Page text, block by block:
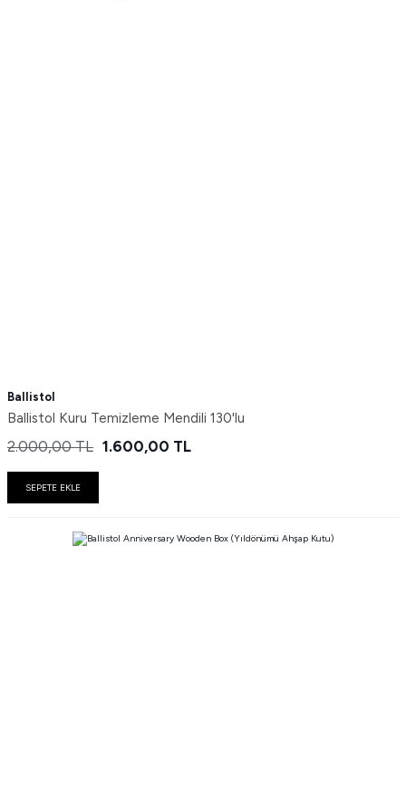
Ballistol
Ballistol Kuru Temizleme Mendili 130'lu
2.000,00 TL 1.600,00 TL
SEPETE EKLE